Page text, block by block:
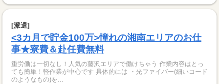
[派遣]
<3カ月で貯金100万>憧れの湘南エリアのお仕
事★寮費＆赴任費無料
重労働は一切なし！人気の藤沢エリアで働けちゃう 作業内容はとっ
ても簡単！軽作業が中心です 具体的には ・光ファイバー(細いコード
のようなもの)を...